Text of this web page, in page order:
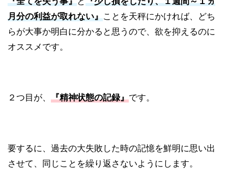
月分の利益が取れない』ことを天秤にかければ、どち
らが大事か明白に分かると思うので、欲を抑えるのに
オススメです。
２つ目が、 『精神状態の記録』です。
要するに、過去の大失敗した時の記憶を鮮明に思い出
させて、同じことを繰り返さないようにします。